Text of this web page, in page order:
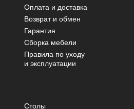
Оплата и доставка
Возврат и обмен
Гарантия
Сборка мебели
Столы
Правила по уходу
и эксплуатации